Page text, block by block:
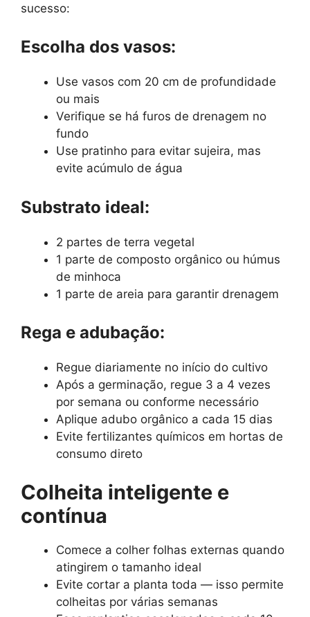
sucesso:
Escolha dos vasos:
Use vasos com 20 cm de profundidade
ou mais
Verifique se há furos de drenagem no
fundo
Use pratinho para evitar sujeira, mas
evite acúmulo de água
Substrato ideal:
2 partes de terra vegetal
1 parte de composto orgânico ou húmus
de minhoca
1 parte de areia para garantir drenagem
Rega e adubação:
Regue diariamente no início do cultivo
Após a germinação, regue 3 a 4 vezes
por semana ou conforme necessário
Aplique adubo orgânico a cada 15 dias
Evite fertilizantes químicos em hortas de
consumo direto
Colheita inteligente e
contínua
Comece a colher folhas externas quando
atingirem o tamanho ideal
Evite cortar a planta toda — isso permite
colheitas por várias semanas